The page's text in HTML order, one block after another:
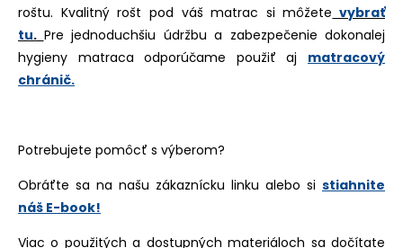
roštu. Kvalitný rošt pod váš matrac si môžete vybrať
tu. Pre jednoduchšiu údržbu a zabezpečenie dokonalej
hygieny matraca odporúčame použiť aj matracový
chránič.
Potrebujete pomôcť s výberom?
Obráťte sa na našu zákaznícku linku alebo si stiahnite
náš E-book!
Viac o použitých a dostupných materiáloch sa dočítate